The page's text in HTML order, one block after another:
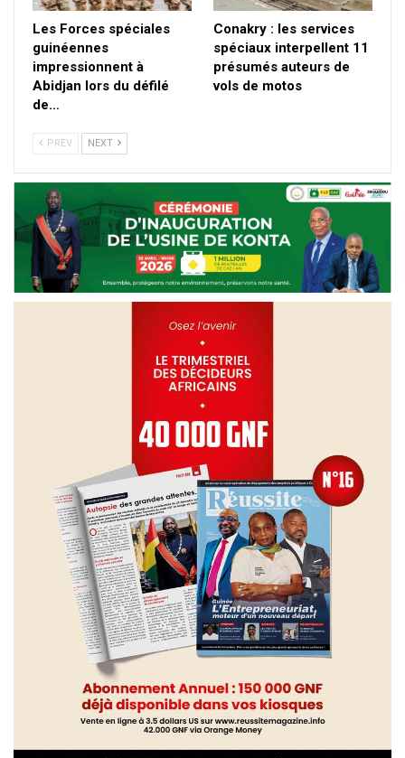
Les Forces spéciales
guinéennes
impressionnent à
Abidjan lors du défilé
de…
Conakry : les services
spéciaux interpellent 11
présumés auteurs de
vols de motos
PREV NEXT